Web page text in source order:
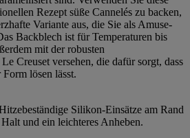
Rezept süße Cannelés zu backen,
Variante aus, die Sie als Amuse-
Backblech ist für Temperaturen bis
mit der robusten
Creuset versehen, die dafür sorgt, dass
lösen lässt.
Silikon-Einsätze am Rand
und ein leichteres Anheben.